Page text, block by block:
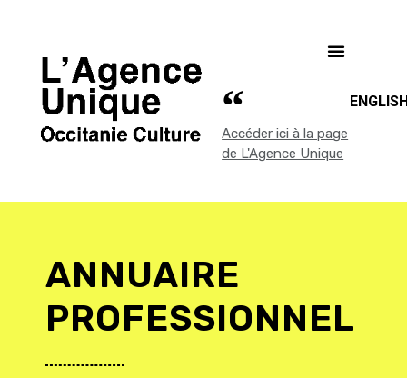
Accéder ici à la page
de L'Agence Unique
ANNUAIRE
PROFESSIONNEL